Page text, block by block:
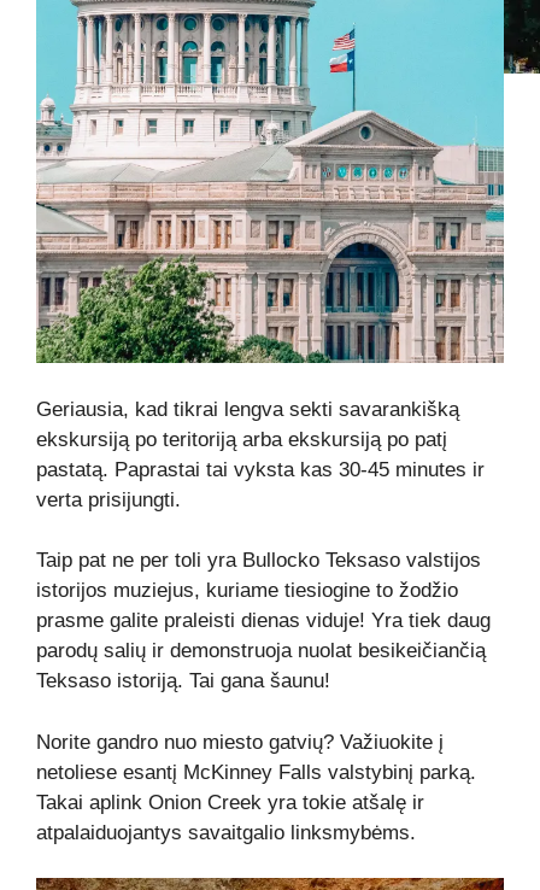
Geriausia, kad tikrai lengva sekti savarankišką
ekskursiją po teritoriją arba ekskursiją po patį
pastatą. Paprastai tai vyksta kas 30-45 minutes ir
verta prisijungti.
Taip pat ne per toli yra Bullocko Teksaso valstijos
istorijos muziejus, kuriame tiesiogine to žodžio
prasme galite praleisti dienas viduje! Yra tiek daug
parodų salių ir demonstruoja nuolat besikeičiančią
Teksaso istoriją. Tai gana šaunu!
Norite gandro nuo miesto gatvių? Važiuokite į
netoliese esantį McKinney Falls valstybinį parką.
Takai aplink Onion Creek yra tokie atšalę ir
atpalaiduojantys savaitgalio linksmybėms.